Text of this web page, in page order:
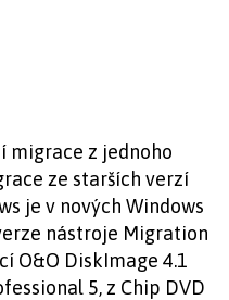
migrace z jednoho
ze starších verzí
je v nových Windows
nástroje Migration
O&O DiskImage 4.1
5, z Chip DVD